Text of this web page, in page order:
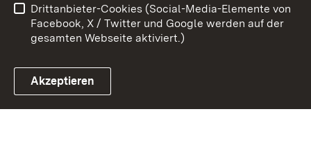
Link zum Landesportal
Impressum
Cookies
Drittanbieter-Cookies (Social-Media-Elemente von
Facebook, X / Twitter und Google werden auf der
gesamten Webseite aktiviert.)
Akzeptieren